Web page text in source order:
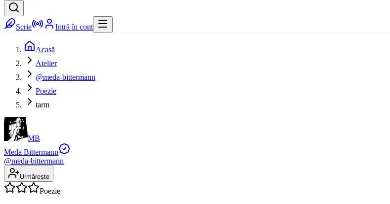
Scrie Intră în cont
Acasă
Atelier
@meda-bittermann
Poezie
tarm
MB
Meda Bittermann
@meda-bittermann
Urmărește
Poezie